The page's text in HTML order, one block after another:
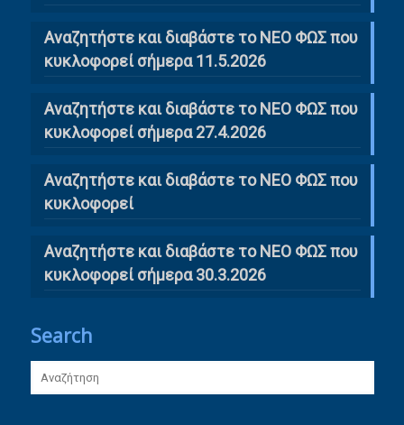
Αναζητήστε και διαβάστε το ΝΕΟ ΦΩΣ που
κυκλοφορεί σήμερα 11.5.2026
Αναζητήστε και διαβάστε το ΝΕΟ ΦΩΣ που
κυκλοφορεί σήμερα 27.4.2026
Αναζητήστε και διαβάστε το ΝΕΟ ΦΩΣ που
κυκλοφορεί
Αναζητήστε και διαβάστε το ΝΕΟ ΦΩΣ που
κυκλοφορεί σήμερα 30.3.2026
Search